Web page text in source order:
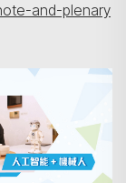
and-plenary